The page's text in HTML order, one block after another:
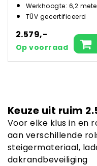
Werkhoogte: 6,2
TÜV gecertificeerd
2.579,-
Op voorraad
Keuze uit ruim
Voor elke klus in en
aan verschillende
steigermateriaal,
dakrandbeveiliging